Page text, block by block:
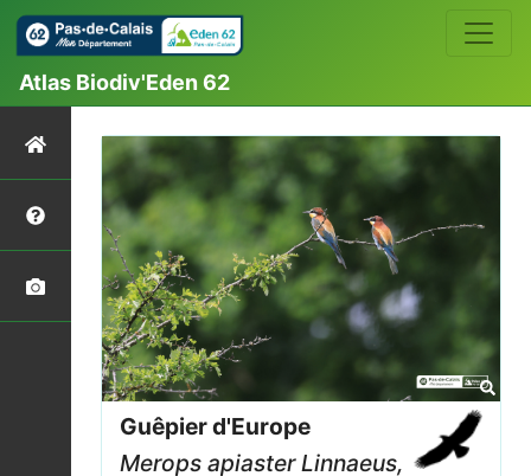
Atlas Biodiv'Eden 62
Guêpier d'Europe
Merops apiasterLinnaeus,